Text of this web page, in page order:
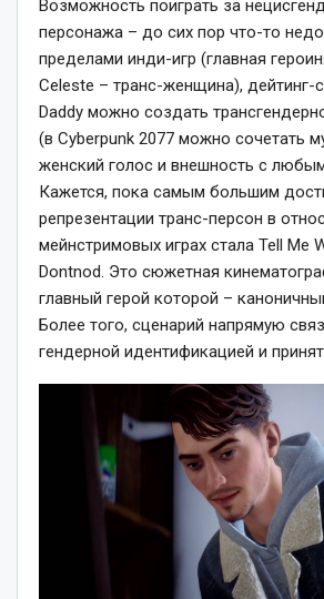
Возможность поиграть за
персонажа – до сих пор что-то
пределами инди-игр (главная
Celeste – транс-женщина), дейтинг-
Daddy можно создать
(в Cyberpunk 2077 можно сочетать
женский голос и внешность с
Кажется, пока самым большим
репрезентации транс-персон в
мейнстримовых играх стала Tell Me
Dontnod. Это сюжетная
главный герой которой –
Более того, сценарий напрямую
гендерной идентификацией и